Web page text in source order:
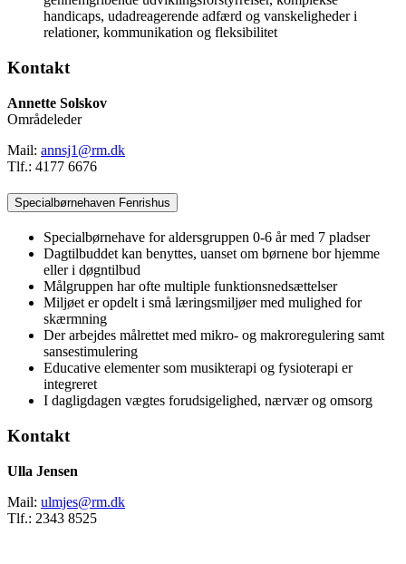
handicaps, udadreagerende adfærd og vanskeligheder i
relationer, kommunikation og fleksibilitet
Kontakt
Annette Solskov
Områdeleder
Mail: annsj1@rm.dk
Tlf.: 4177 6676
Specialbørnehaven Fenrishus
Specialbørnehave for aldersgruppen 0-6 år med 7 pladser
Dagtilbuddet kan benyttes, uanset om børnene bor hjemme
eller i døgntilbud
Målgruppen har ofte multiple funktionsnedsættelser
Miljøet er opdelt i små læringsmiljøer med mulighed for
skærmning
Der arbejdes målrettet med mikro- og makroregulering samt
sansestimulering
Educative elementer som musikterapi og fysioterapi er
integreret
I dagligdagen vægtes forudsigelighed, nærvær og omsorg
Kontakt
Ulla Jensen
Mail: ulmjes@rm.dk
Tlf.: 2343 8525